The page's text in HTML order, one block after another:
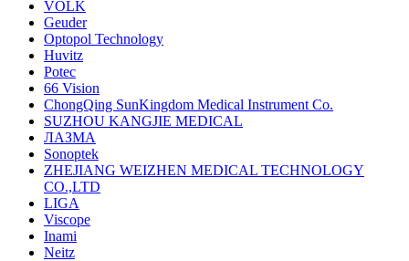
VOLK
Geuder
Optopol Technology
Huvitz
Potec
66 Vision
ChongQing SunKingdom Medical Instrument Co.
SUZHOU KANGJIE MEDICAL
ЛАЗМА
Sonoptek
ZHEJIANG WEIZHEN MEDICAL TECHNOLOGY
CO.,LTD
LIGA
Viscope
Inami
Neitz